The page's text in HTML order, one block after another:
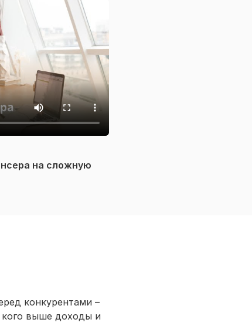
на сложную
конкурентами –
кого выше доходы и